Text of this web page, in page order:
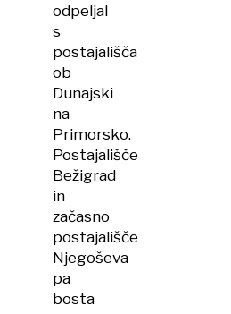
odpeljal
s
postajališča
ob
Dunajski
na
Primorsko.
Postajališče
Bežigrad
in
začasno
postajališče
Njegoševa
pa
bosta